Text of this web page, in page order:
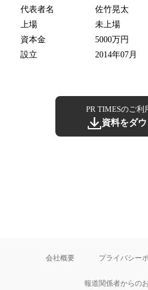
代表者名
佐竹晃太
上場
未上場
資本金
5000万円
設立
2014年07月
PR TIMESのご利
資料をダ
会社概要 プライバシー
報道関係者からの